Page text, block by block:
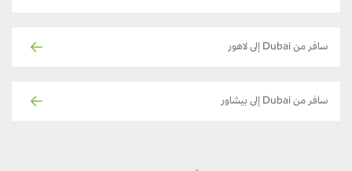
سافر من Dubai إلى لاهور
سافر من Dubai إلى بيشاور